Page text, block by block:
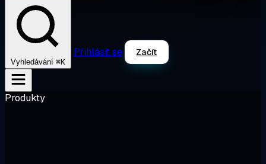
Vyhledávání ⌘K
Přihlásit se Začít
Produkty